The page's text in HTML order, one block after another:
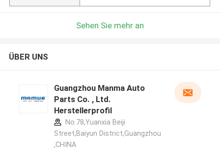
Sehen Sie mehr an
ÜBER UNS
Guangzhou Manma Auto
Parts Co. , Ltd.
Herstellerprofil
No.78,Yuanxia Beiji
Street,Baiyun District,Guangzhou
,CHINA